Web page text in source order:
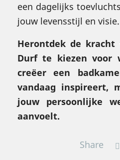
een dagelijks
jouw levensstijl en visie.
Herontdek de
Durf te kiezen voor
creëer een
vandaag inspireert,
jouw persoonlijke
aanvoelt.
Share